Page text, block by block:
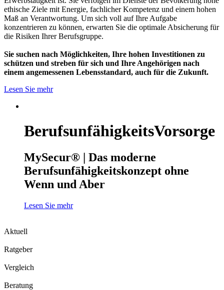
ethische Ziele mit Energie, fachlicher Kompetenz und einem hohen
Maß an Verantwortung. Um sich voll auf Ihre Aufgabe
konzentrieren zu können, erwarten Sie die optimale Absicherung für
die Risiken Ihrer Berufsgruppe.
Sie suchen nach Möglichkeiten, Ihre hohen Investitionen zu
schützen und streben für sich und Ihre Angehörigen nach
einem angemessenen Lebensstandard, auch für die Zukunft.
Lesen Sie mehr
BerufsunfähigkeitsVorsorge
MySecur® | Das moderne
Berufsunfähigkeitskonzept ohne
Wenn und Aber
Lesen Sie mehr
Aktuell
Ratgeber
Vergleich
Beratung